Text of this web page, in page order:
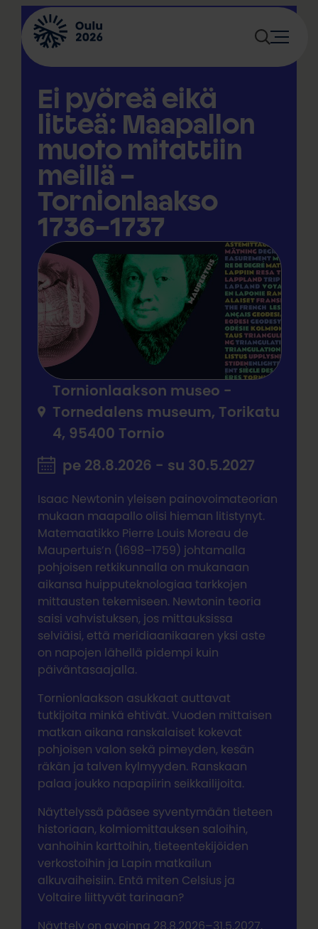
Siirry
sisältöön
Ei pyöreä eikä
litteä: Maapallon
muoto mitattiin
meillä –
Tornionlaakso
1736–1737
Tornionlaakson museo -
Tornedalens museum, Torikatu
4, 95400 Tornio
pe 28.8.2026 - su 30.5.2027
Isaac Newtonin yleisen painovoimateorian
mukaan maapallo olisi hieman litistynyt.
Matemaatikko Pierre Louis Moreau de
Maupertuis’n (1698–1759) johtamalla
pohjoisen retkikunnalla on mukanaan
aikansa huipputeknologiaa tarkkojen
mittausten tekemiseen. Newtonin teoria
saisi vahvistuksen, jos mittauksissa
selviäisi, että meridiaanikaaren yksi aste
on napojen lähellä pidempi kuin
päiväntasaajalla.
Tornionlaakson asukkaat auttavat
tutkijoita minkä ehtivät. Vuoden mittaisen
matkan aikana ranskalaiset kokevat
pohjoisen valon sekä pimeyden, kesän
räkän ja talven kylmyyden. Ranskaan
palaa joukko napapiirin seikkailijoita.
Näyttelyssä pääsee syventymään tieteen
historiaan, kolmiomittauksen saloihin,
vanhoihin karttoihin, tieteentekijöiden
verkostoihin ja Lapin matkailun
alkuvaiheisiin. Entä miten Celsius ja
Voltaire liittyvät tarinaan?
Näyttely on avoinna 28.8.2026–31.5.2027.